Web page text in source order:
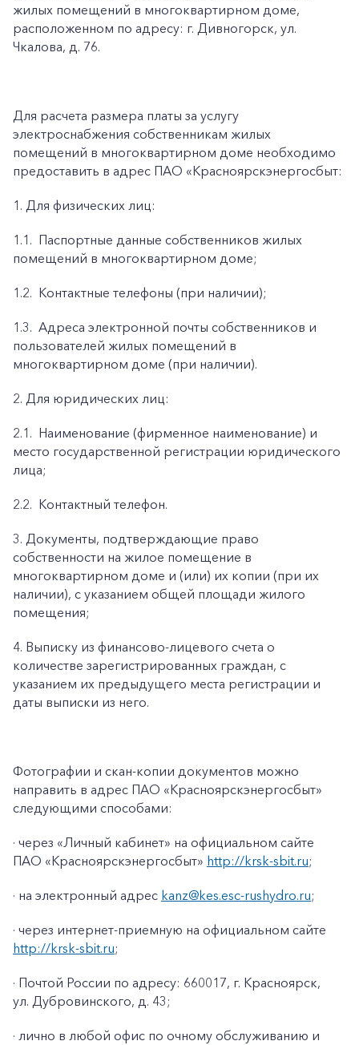
жилых помещений в многоквартирном доме,
расположенном по адресу: г. Дивногорск, ул.
Чкалова, д. 76.
Для расчета размера платы за услугу
электроснабжения собственникам жилых
помещений в многоквартирном доме необходимо
предоставить в адрес ПАО «Красноярскэнергосбыт:
1. Для физических лиц:
1.1. Паспортные данные собственников жилых
помещений в многоквартирном доме;
1.2. Контактные телефоны (при наличии);
1.3. Адреса электронной почты собственников и
пользователей жилых помещений в
многоквартирном доме (при наличии).
2. Для юридических лиц:
2.1. Наименование (фирменное наименование) и
место государственной регистрации юридического
лица;
2.2. Контактный телефон.
3. Документы, подтверждающие право
собственности на жилое помещение в
многоквартирном доме и (или) их копии (при их
наличии), с указанием общей площади жилого
помещения;
4. Выписку из финансово-лицевого счета о
количестве зарегистрированных граждан, с
указанием их предыдущего места регистрации и
даты выписки из него.
Фотографии и скан-копии документов можно
направить в адрес ПАО «Красноярскэнергосбыт»
следующими способами:
· через «Личный кабинет» на официальном сайте
ПАО «Красноярскэнергосбыт» http://krsk-sbit.ru;
· на электронный адрес kanz@kes.esc-rushydro.ru;
· через интернет-приемную на официальном сайте
http://krsk-sbit.ru;
· Почтой России по адресу: 660017, г. Красноярск,
ул. Дубровинского, д. 43;
· лично в любой офис по очному обслуживанию и